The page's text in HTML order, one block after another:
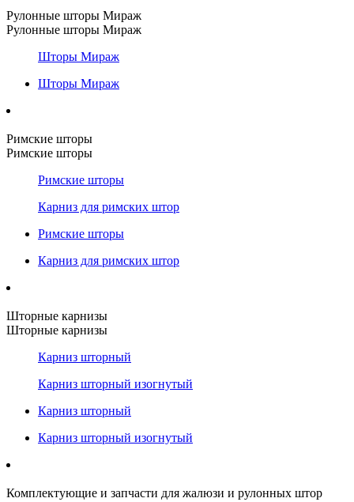
Рулонные шторы Мираж
Рулонные шторы Мираж
Шторы Мираж
Шторы Мираж
Римские шторы
Римские шторы
Римские шторы
Карниз для римских штор
Римские шторы
Карниз для римских штор
Шторные карнизы
Шторные карнизы
Карниз шторный
Карниз шторный изогнутый
Карниз шторный
Карниз шторный изогнутый
Комплектующие и запчасти для жалюзи и рулонных штор